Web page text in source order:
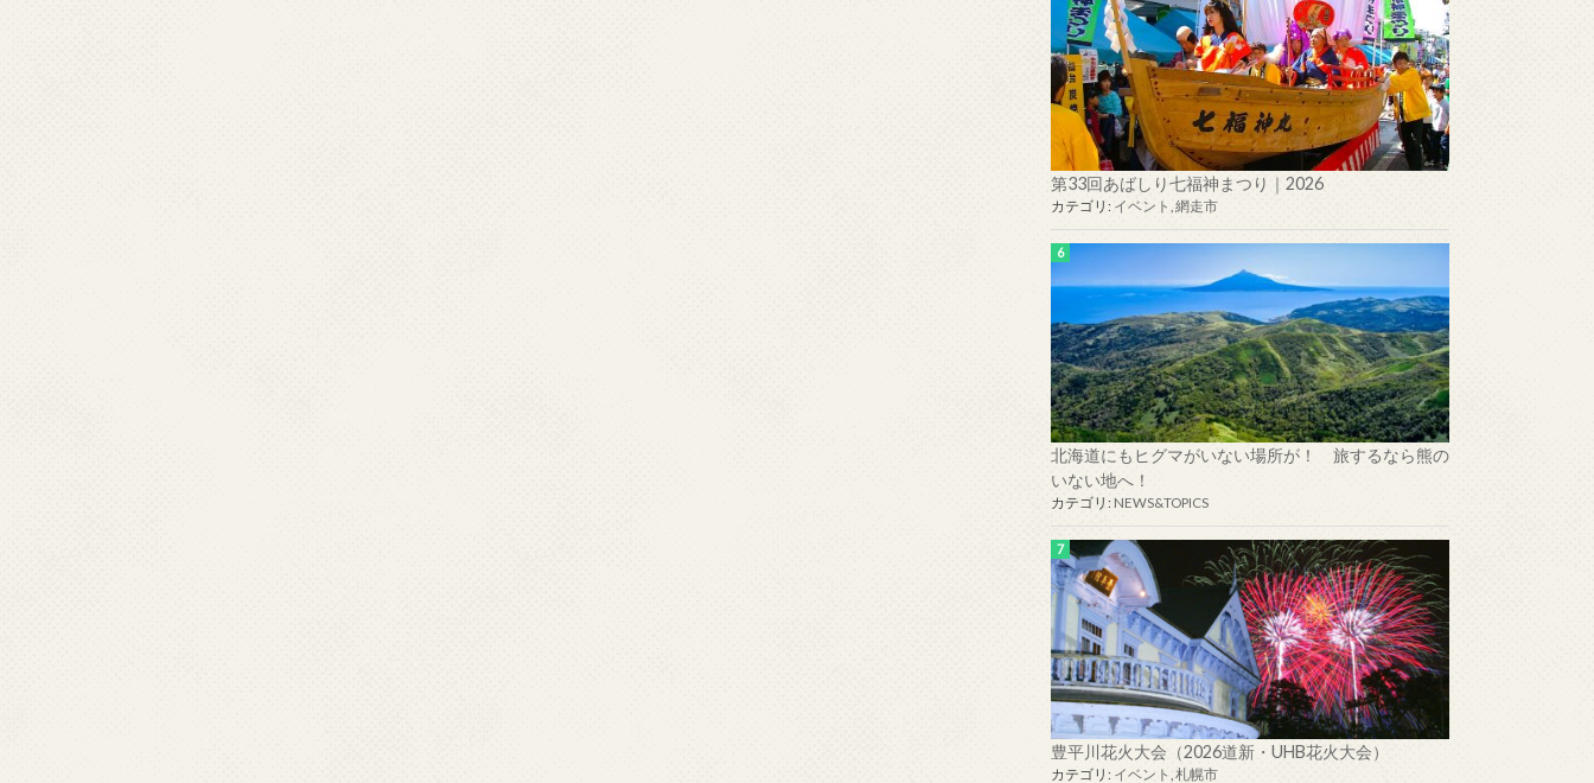
第33回あばしり七福神まつり｜2026
カテゴリ: イベント 網走市
北海道にもヒグマがいない場所が！ 旅するなら熊の
いない地へ！
カテゴリ: NEWS&TOPICS
豊平川花火大会（2026道新・UHB花火大会）
カテゴリ: イベント 札幌市